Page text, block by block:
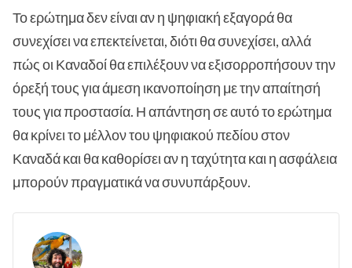
Το ερώτημα δεν είναι αν η ψηφιακή εξαγορά θα
συνεχίσει να επεκτείνεται, διότι θα συνεχίσει, αλλά
πώς οι Καναδοί θα επιλέξουν να εξισορροπήσουν την
όρεξή τους για άμεση ικανοποίηση με την απαίτησή
τους για προστασία. Η απάντηση σε αυτό το ερώτημα
θα κρίνει το μέλλον του ψηφιακού πεδίου στον
Καναδά και θα καθορίσει αν η ταχύτητα και η ασφάλεια
μπορούν πραγματικά να συνυπάρξουν.